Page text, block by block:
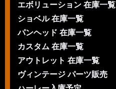
エボリューション 在庫一覧
ショベル 在庫一覧
パンヘッド 在庫一覧
カスタム 在庫一覧
アウトレット 在庫一覧
ヴィンテージ パーツ販売